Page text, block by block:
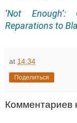
‘Not
Reparations to
at 14:34
Поделиться
Комментариев